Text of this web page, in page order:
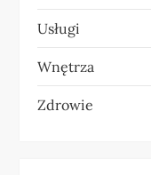
Usługi
Wnętrza
Zdrowie